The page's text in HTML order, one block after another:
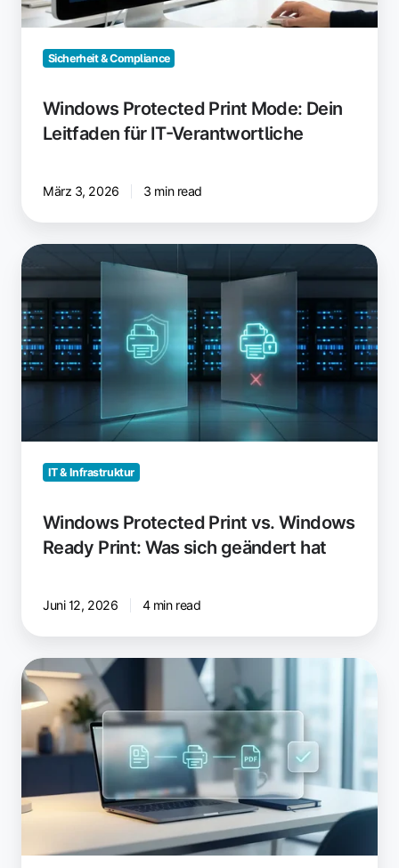
Verantwortliche
Sicherheit & Compliance
Windows Protected Print Mode: Dein
Leitfaden für IT-Verantwortliche
März 3, 2026 3 min read
Windows
Protected
Print
vs.
Windows
Ready
Print:
geändert
IT & Infrastruktur
Windows Protected Print vs. Windows
Ready Print: Was sich geändert hat
Juni 12, 2026 4 min read
Funktionieren
Software-
PDF-
Drucker
unter
Protected
Print?